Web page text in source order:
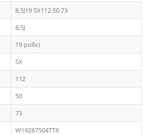
8,5J19 5X112 50 73
8,5J
19 pollici
5X
112
50
73
W19287504TT8